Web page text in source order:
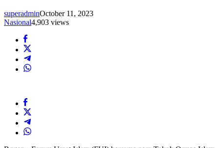
superadminOctober 11, 2023
Nasional4,903 views